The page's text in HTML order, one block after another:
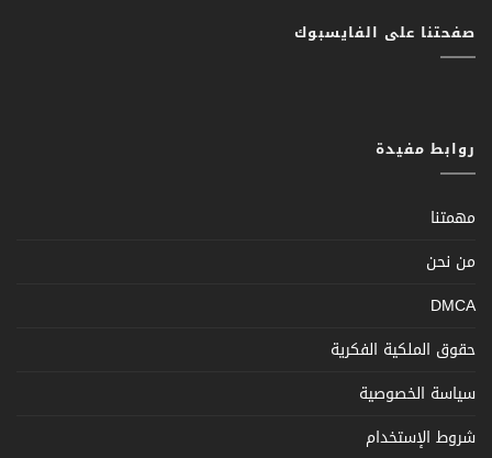
صفحتنا على الفايسبوك
روابط مفيدة
مهمتنا
من نحن
DMCA
حقوق الملكية الفكرية
سياسة الخصوصية
شروط الإستخدام